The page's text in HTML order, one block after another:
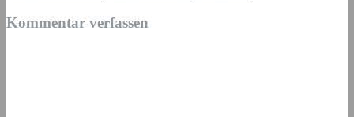
Kommentar verfassen